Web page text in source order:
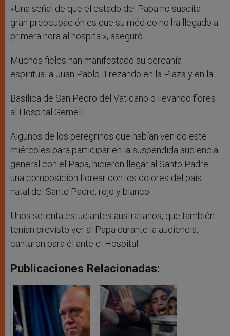
«Una señal de que el estado del Papa no suscita
gran preocupación es que su médico no ha llegado a
primera hora al hospital», aseguró.
Muchos fieles han manifestado su cercanía
espiritual a Juan Pablo II rezando en la Plaza y en la
Basílica de San Pedro del Vaticano o llevando flores
al Hospital Gemelli.
Algunos de los peregrinos que habían venido este
miércoles para participar en la suspendida audiencia
general con el Papa, hicieron llegar al Santo Padre
una composición florear con los colores del país
natal del Santo Padre, rojo y blanco.
Unos setenta estudiantes australianos, que también
tenían previsto ver al Papa durante la audiencia,
cantaron para él ante el Hospital.
Publicaciones Relacionadas: